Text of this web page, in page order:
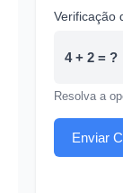
Verificação
4 + 2 = ?
Resolva a
Enviar